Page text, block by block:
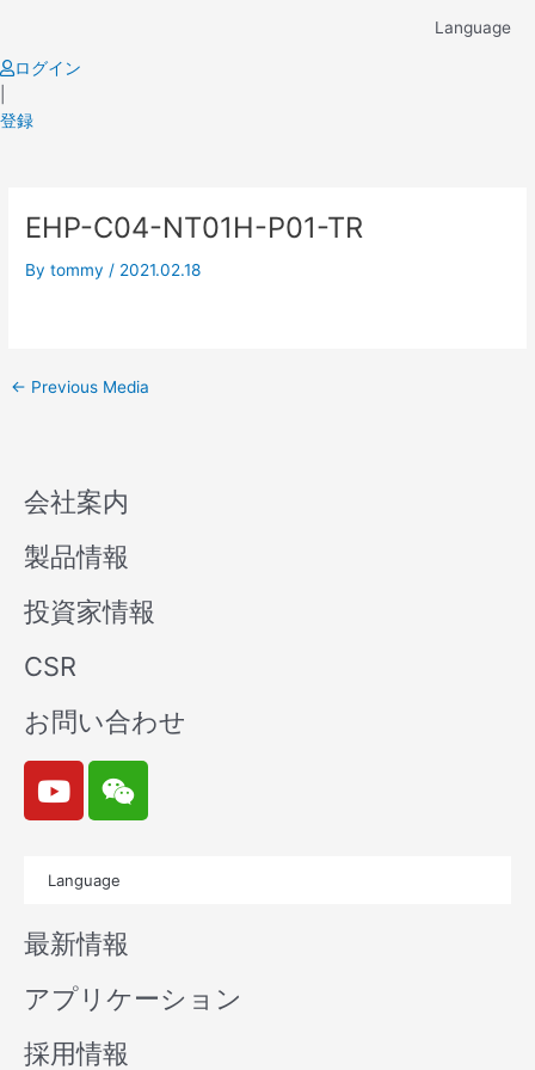
content
Language
ログイン
登録
EHP-C04-NT01H-P01-TR
Bytommy / 2021.02.18
navigation
← Previous Media
会社案内
製品情報
投資家情報
CSR
お問い合わせ
Y
o
u
b
e
W
e
i
n
Language
最新情報
アプリケーション
採用情報